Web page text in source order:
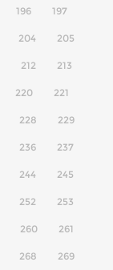
196 197
204 205
212 213
220 221
228 229
236 237
244 245
252 253
260 261
268 269